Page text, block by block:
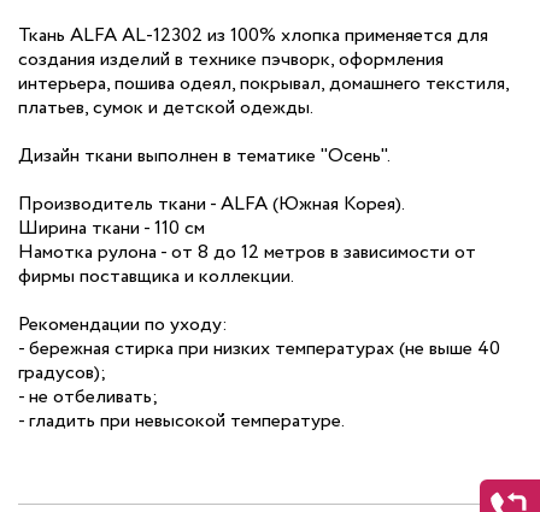
Ткань ALFA AL-12302 из 100% хлопка применяется для
создания изделий в технике пэчворк, оформления
интерьера, пошива одеял, покрывал, домашнего текстиля,
платьев, сумок и детской одежды.
Дизайн ткани выполнен в тематике "Осень".
Производитель ткани - ALFA (Южная Корея).
Ширина ткани - 110 см
Намотка рулона - от 8 до 12 метров в зависимости от
фирмы поставщика и коллекции.
Рекомендации по уходу:
- бережная стирка при низких температурах (не выше 40
градусов);
- не отбеливать;
- гладить при невысокой температуре.